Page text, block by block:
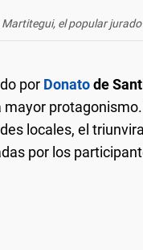
el popular jurado
por Donatode
locales, el
por los